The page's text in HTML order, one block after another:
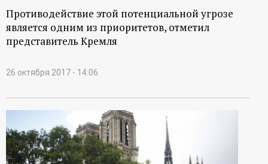
о
ы
й
Противодействие этой потенциальной угрозе
является одним из приоритетов, отметил
представитель Кремля
26 октября 2017 - 14:06